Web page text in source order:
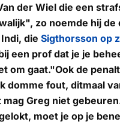
der Wiel die een
zo noemde hij de
die Sigthorsson op
een prof dat je je
om gaat."Ook de
domme fout, ditmaal
Greg niet
moet je op je